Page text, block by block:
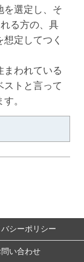
を選定し、そ
る方の、具
定してつく
われている
ストと言って
。
シーポリシー
問い合わせ